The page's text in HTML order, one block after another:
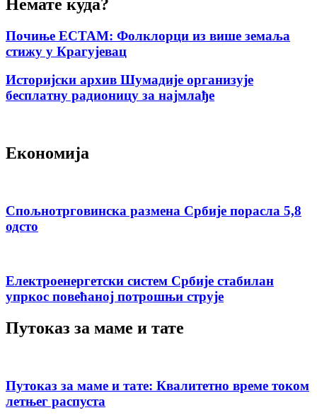
Немате куда?
Почиње ЕСТАМ: Фолклорци из више земаља
стижу у Крагујевац
Историјски архив Шумадије организује
бесплатну радионицу за најмлађе
Економија
Спољнотрговинска размена Србије порасла 5,8
одсто
Електроенергетски систем Србије стабилан
упркос повећаној потрошњи струје
Путоказ за маме и тате
Путоказ за маме и тате: Квалитетно време током
летњег распуста